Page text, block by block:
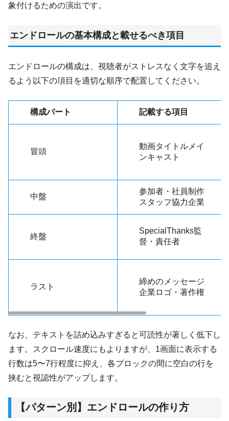
象付けるための演出です。
エンドロールの基本構成と載せるべき項目
エンドロールの構成は、視聴者がストレスなく文字を追え
るよう以下の項目を適切な順序で配置してください。
構成パート 記載する項目
冒頭
動画タイトルメイ
ンキャスト
中盤
参加者・社員制作
スタッフ協力企業
終盤
SpecialThanks監
督・責任者
ラスト
締めのメッセージ
企業ロゴ・著作権
なお、テキストを詰め込みすぎると可読性が著しく低下し
ます。スクロール速度にもよりますが、1画面に表示する
行数は5〜7行程度に抑え、各ブロックの間に空白の行を
挟むと視認性がアップします。
【パターン別】エンドロールの作り方